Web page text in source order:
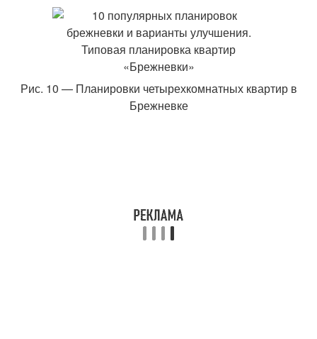
Рис. 10 — Планировки четырехкомнатных квартир в
Брежневке